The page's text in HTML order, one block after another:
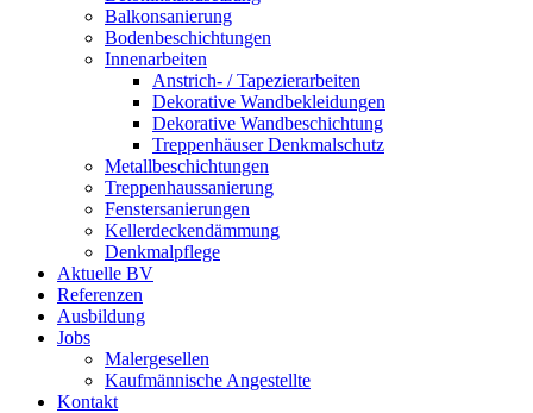
Balkonsanierung
Bodenbeschichtungen
Innenarbeiten
Anstrich- / Tapezierarbeiten
Dekorative Wandbekleidungen
Dekorative Wandbeschichtung
Treppenhäuser Denkmalschutz
Metallbeschichtungen
Treppenhaussanierung
Fenstersanierungen
Kellerdeckendämmung
Denkmalpflege
Aktuelle BV
Referenzen
Ausbildung
Jobs
Malergesellen
Kaufmännische Angestellte
Kontakt